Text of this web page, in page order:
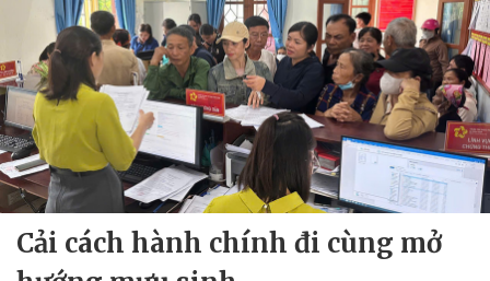
Cải cách hành chính đi cùng mở